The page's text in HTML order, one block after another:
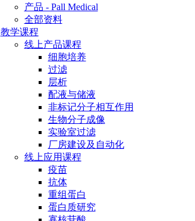
产品 - Pall Medical
全部资料
教学课程
线上产品课程
细胞培养
过滤
层析
配液与储液
非标记分子相互作用
生物分子成像
实验室过滤
厂房建设及自动化
线上应用课程
疫苗
抗体
重组蛋白
蛋白质研究